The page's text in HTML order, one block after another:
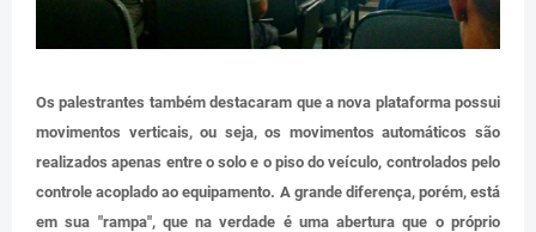
Os palestrantes também destacaram que a nova plataforma possui
movimentos verticais, ou seja, os movimentos automáticos são
realizados apenas entre o solo e o piso do veículo, controlados pelo
controle acoplado ao equipamento. A grande diferença, porém, está
em sua "rampa", que na verdade é uma abertura que o próprio